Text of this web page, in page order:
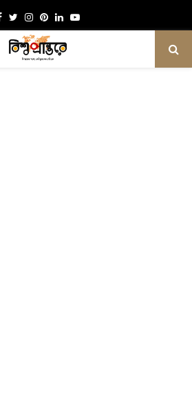
Facebook
TwitterInstagram
Pinterest
LinkedinYoutube